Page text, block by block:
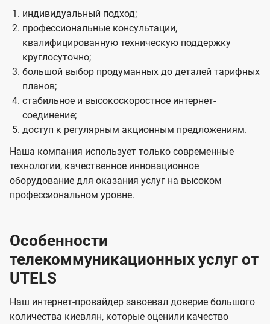
индивидуальный подход;
профессиональные консультации,
квалифицированную техническую поддержку
круглосуточно;
большой выбор продуманных до деталей тарифных
планов;
стабильное и высокоскоростное интернет-
соединение;
доступ к регулярным акционным предложениям.
Наша компания использует только современные
технологии, качественное инновационное
оборудование для оказания услуг на высоком
профессиональном уровне.
Особенности
телекоммуникационных услуг от
UTELS
Наш интернет-провайдер завоевал доверие большого
количества киевлян, которые оценили качество